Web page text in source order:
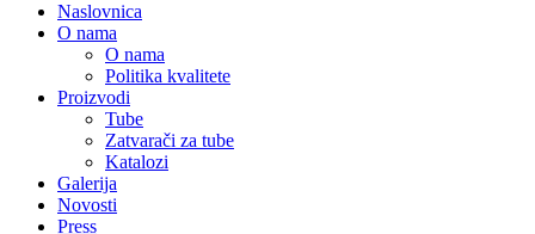
Naslovnica
O nama
O nama
Politika kvalitete
Proizvodi
Tube
Zatvarači za tube
Katalozi
Galerija
Novosti
Press